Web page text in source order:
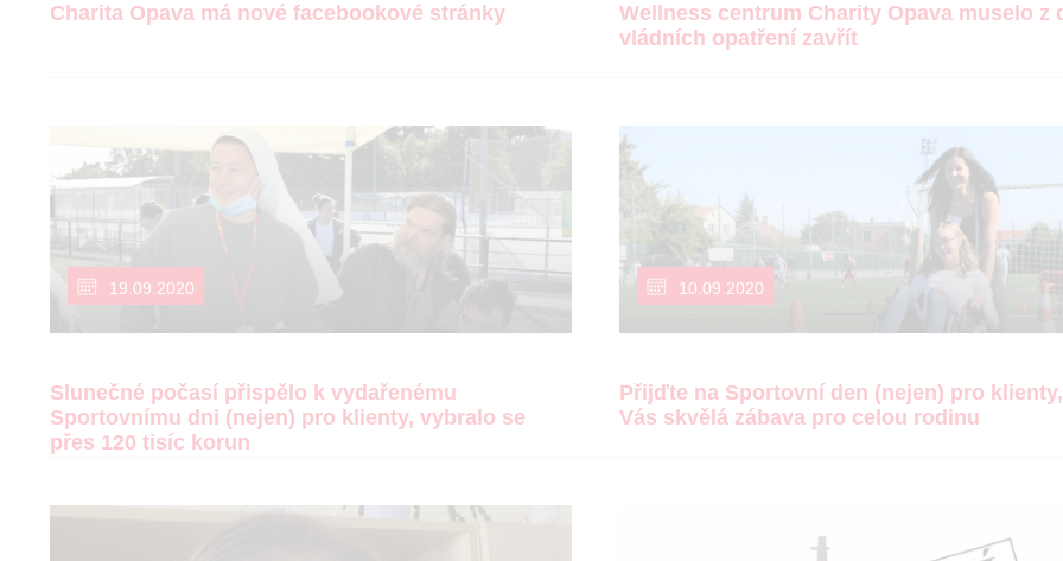
Charita Opava má nové facebookové stránky
Wellness centrum Charity Opava muselo z
vládních opatření zavřít
19.09.2020
Slunečné počasí přispělo k vydařenému
Sportovnímu dni (nejen) pro klienty, vybralo se
přes 120 tisíc korun
10.09.2020
Přijďte na Sportovní den (nejen) pro
Vás skvělá zábava pro celou rodinu